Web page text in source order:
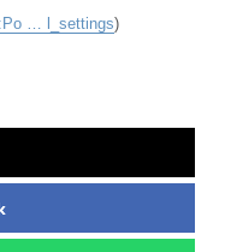
… l_settings)